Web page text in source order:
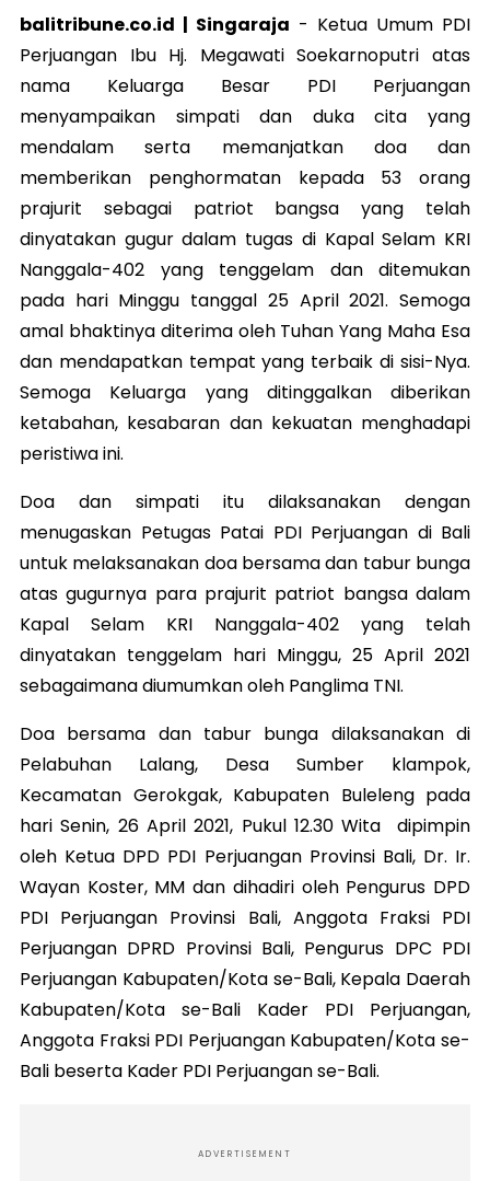
balitribune.co.id | Singaraja - Ketua Umum PDI
Perjuangan Ibu Hj. Megawati Soekarnoputri atas
nama Keluarga Besar PDI Perjuangan
menyampaikan simpati dan duka cita yang
mendalam serta memanjatkan doa dan
memberikan penghormatan kepada 53 orang
prajurit sebagai patriot bangsa yang telah
dinyatakan gugur dalam tugas di Kapal Selam KRI
Nanggala-402 yang tenggelam dan ditemukan
pada hari Minggu tanggal 25 April 2021. Semoga
amal bhaktinya diterima oleh Tuhan Yang Maha Esa
dan mendapatkan tempat yang terbaik di sisi-Nya.
Semoga Keluarga yang ditinggalkan diberikan
ketabahan, kesabaran dan kekuatan menghadapi
peristiwa ini.
Doa dan simpati itu dilaksanakan dengan
menugaskan Petugas Patai PDI Perjuangan di Bali
untuk melaksanakan doa bersama dan tabur bunga
atas gugurnya para prajurit patriot bangsa dalam
Kapal Selam KRI Nanggala-402 yang telah
dinyatakan tenggelam hari Minggu, 25 April 2021
sebagaimana diumumkan oleh Panglima TNI.
Doa bersama dan tabur bunga dilaksanakan di
Pelabuhan Lalang, Desa Sumber klampok,
Kecamatan Gerokgak, Kabupaten Buleleng pada
hari Senin, 26 April 2021, Pukul 12.30 Wita dipimpin
oleh Ketua DPD PDI Perjuangan Provinsi Bali, Dr. Ir.
Wayan Koster, MM dan dihadiri oleh Pengurus DPD
PDI Perjuangan Provinsi Bali, Anggota Fraksi PDI
Perjuangan DPRD Provinsi Bali, Pengurus DPC PDI
Perjuangan Kabupaten/Kota se-Bali, Kepala Daerah
Kabupaten/Kota se-Bali Kader PDI Perjuangan,
Anggota Fraksi PDI Perjuangan Kabupaten/Kota se-
Bali beserta Kader PDI Perjuangan se-Bali.
ADVERTISEMENT